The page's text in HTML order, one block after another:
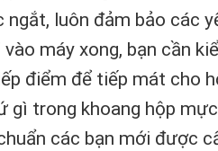
luôn đảm bảo các
máy xong, bạn cần
điểm để tiếp mát cho
gì trong khoang hộp
các bạn mới được